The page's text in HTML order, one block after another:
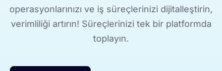
operasyonlarınızı ve iş süreçlerinizi dijitalleştirin,
verimliliği artırın! Süreçlerinizi tek bir platformda
toplayın.